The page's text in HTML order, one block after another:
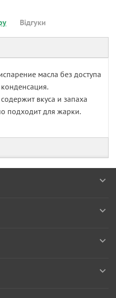
Відгуки
масла без доступа
вкуса и запаха
подходит для жарки.